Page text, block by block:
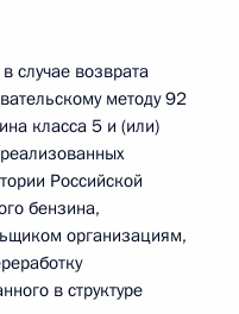
случае возврата
методу 92
класса 5 и (или)
Российской
бензина,
организациям,
в структуре